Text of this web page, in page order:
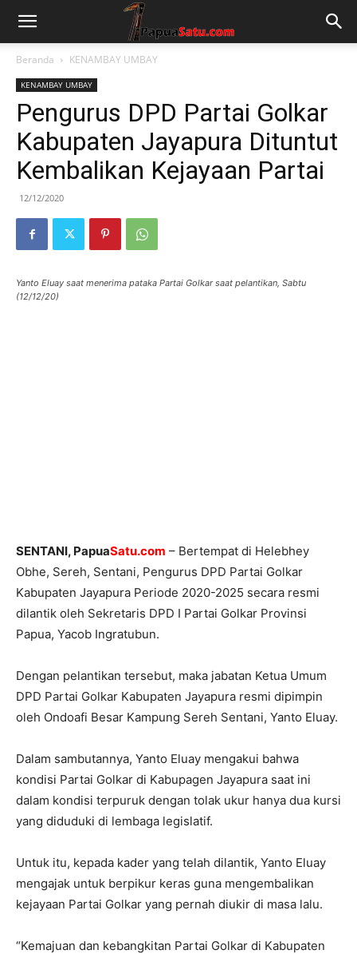
Beranda KENAMBAY UMBAY
KENAMBAY UMBAY
Pengurus DPD Partai Golkar
Kabupaten Jayapura Dituntut
Kembalikan Kejayaan Partai
12/12/2020
Yanto Eluay saat menerima pataka Partai Golkar saat pelantikan, Sabtu
(12/12/20)
SENTANI, PapuaSatu.com – Bertempat di Helebhey
Obhe, Sereh, Sentani, Pengurus DPD Partai Golkar
Kabupaten Jayapura Periode 2020-2025 secara resmi
dilantik oleh Sekretaris DPD I Partai Golkar Provinsi
Papua, Yacob Ingratubun.
Dengan pelantikan tersebut, maka jabatan Ketua Umum
DPD Partai Golkar Kabupaten Jayapura resmi dipimpin
oleh Ondoafi Besar Kampung Sereh Sentani, Yanto Eluay.
Dalam sambutannya, Yanto Eluay mengakui bahwa
kondisi Partai Golkar di Kabupagen Jayapura saat ini
dalam kondisi terpuruk dengan tolak ukur hanya dua kursi
yang diduduki di lembaga legislatif.
Untuk itu, kepada kader yang telah dilantik, Yanto Eluay
mengajak untuk berpikur keras guna mengembalikan
kejayaan Partai Golkar yang pernah diukir di masa lalu.
“Kemajuan dan kebangkitan Partai Golkar di Kabupaten